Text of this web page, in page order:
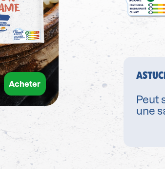
Acheter
Peut
une